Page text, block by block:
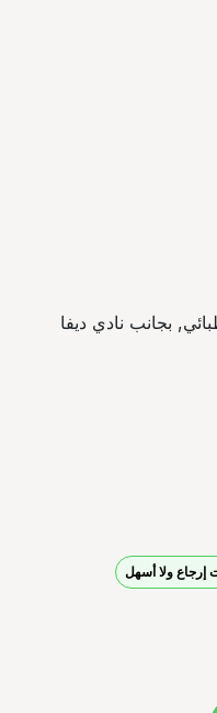
بجانب نادي ديفا
إرجاع ولا أسهل